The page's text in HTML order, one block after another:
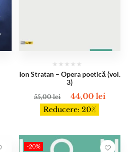
Ion Stratan – Opera poetică (vol.
3)
55,00lei 44,00lei
Reducere: 20%
-20%